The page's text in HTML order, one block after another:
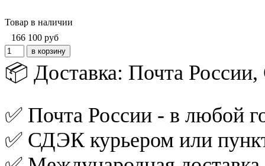
Товар в наличии
166 100 руб
📦 Доставка: Почта
✅ Почта России - в любой
✅ СДЭК курьером или